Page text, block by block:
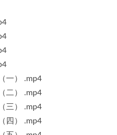
一） .mp4
二） .mp4
三） .mp4
四） .mp4